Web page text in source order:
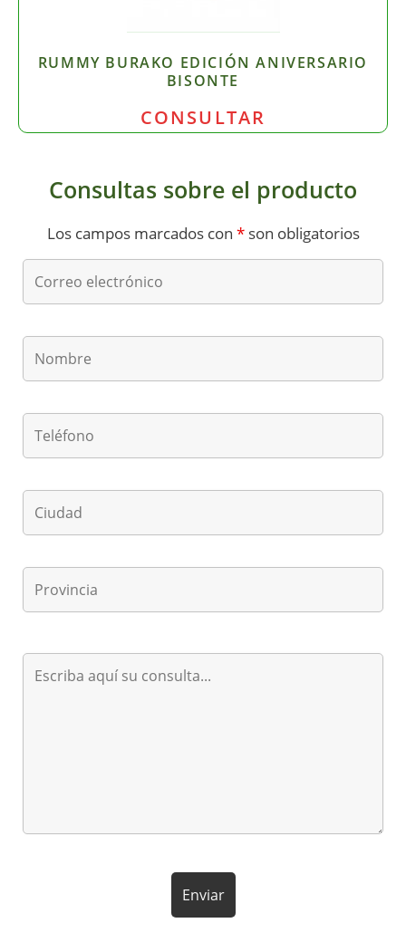
RUMMY BURAKO EDICIÓN ANIVERSARIO
BISONTE
CONSULTAR
Consultas sobre el producto
Los campos marcados con *son obligatorios